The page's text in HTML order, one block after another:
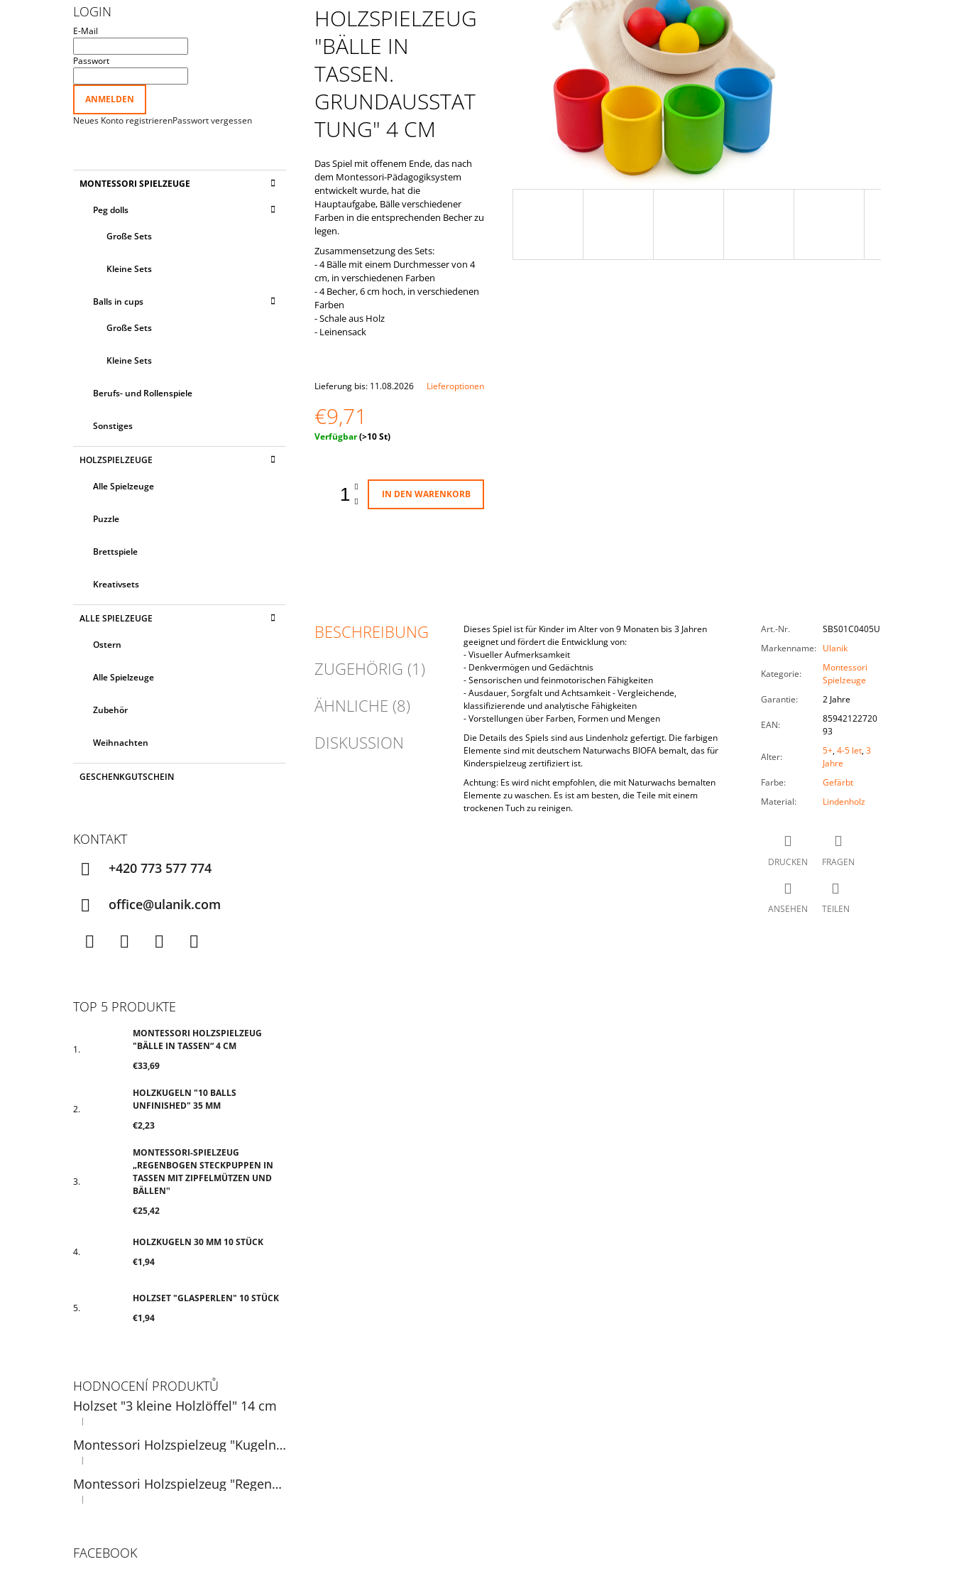
LOGIN
E-Mail
Passwort
ANMELDEN
Neues Konto registrierenPasswort vergessen
überspringen
KMONTESSORI SPIELZEUGE
Peg dolls
Große Sets
Kleine Sets
Balls in cups
Große Sets
Kleine Sets
Berufs- und Rollenspiele
Sonstiges
HOLZSPIELZEUGE
Alle Spielzeuge
Puzzle
Brettspiele
Kreativsets
ALLE SPIELZEUGE
Ostern
Alle Spielzeuge
Zubehör
Weihnachten
GESCHENKGUTSCHEIN
KONTAKT
+420 773 577 774
office@ulanik.com
TOP 5 PRODUKTE
MONTESSORI HOLZSPIELZEUG
"BÄLLE IN TASSEN“ 4 CM
€33,69
HOLZKUGELN "10 BALLS
UNFINISHED" 35 MM
€2,23
MONTESSORI-SPIELZEUG
„REGENBOGEN STECKPUPPEN IN
TASSEN MIT ZIPFELMÜTZEN UND
BÄLLEN‟
€25,42
HOLZKUGELN 30 MM 10 STÜCK
€1,94
HOLZSET "GLASPERLEN" 10 STÜCK
€1,94
HODNOCENÍ PRODUKTŮ
Holzset "3 kleine Holzlöffel" 14 cm
Die Produktbewertung beträgt 5 von 5 Sternen.
|
Montessori Holzspielzeug "Kugeln auf Tellern"
Die Produktbewertung beträgt 5 von 5 Sternen.
|
Montessori Holzspielzeug "Regenbogen: Bälle in Tassen" 3 cm
Die Produktbewertung beträgt 5 von 5 Sternen.
|
FACEBOOK
HOLZSPIELZEUG
"BÄLLE IN
TASSEN.
GRUNDAUSSTAT
TUNG" 4 CM
Das Spiel mit offenem Ende, das nach
dem Montessori-Pädagogiksystem
entwickelt wurde, hat die
Hauptaufgabe, Bälle verschiedener
Farben in die entsprechenden Becher zu
legen.
Zusammensetzung des Sets:
- 4 Bälle mit einem Durchmesser von 4
cm, in verschiedenen Farben
- 4 Becher, 6 cm hoch, in verschiedenen
Farben
- Schale aus Holz
- Leinensack
Lieferung bis: 11.08.2026 Lieferoptionen
€9,71
Verkaufspreis:
Verfügbar(>10 St)
IN DEN WARENKORB
BESCHREIBUNG
ZUGEHÖRIG (1)
ÄHNLICHE (8)
DISKUSSION
Dieses Spiel ist für Kinder im Alter von 9 Monaten bis 3 Jahren
geeignet und fördert die Entwicklung von:
- Visueller Aufmerksamkeit
- Denkvermögen und Gedächtnis
- Sensorischen und feinmotorischen Fähigkeiten
- Ausdauer, Sorgfalt und Achtsamkeit - Vergleichende,
klassifizierende und analytische Fähigkeiten
- Vorstellungen über Farben, Formen und Mengen
Die Details des Spiels sind aus Lindenholz gefertigt. Die farbigen
Elemente sind mit deutschem Naturwachs BIOFA bemalt, das für
Kinderspielzeug zertifiziert ist.
Achtung: Es wird nicht empfohlen, die mit Naturwachs bemalten
Elemente zu waschen. Es ist am besten, die Teile mit einem
trockenen Tuch zu reinigen.
Art.-Nr.
SBS01C0405U
Markenname: Ulanik
Kategorie:
Montessori
Spielzeuge
Garantie: 2 Jahre
EAN:
85942122720
93
Alter:
5+,4-5 let,3
Jahre
Farbe:
Gefärbt
Material: Lindenholz
DRUCKEN FRAGEN
ANSEHEN TEILEN
€33,69
BÄLLEN‟
€25,42